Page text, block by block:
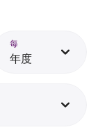
每
年度